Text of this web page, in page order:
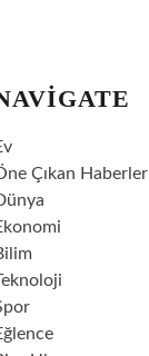
Çıkan Haberler